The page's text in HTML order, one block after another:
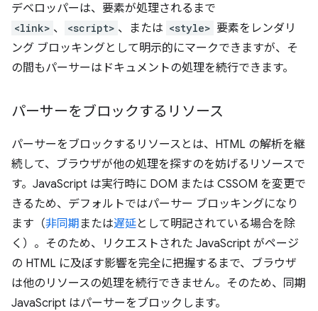
デベロッパーは、要素が処理されるまで
<link> 、 <script> 、または <style> 要素をレンダリ
ング ブロッキングとして明示的にマークできますが、そ
の間もパーサーはドキュメントの処理を続行できます。
パーサーをブロックするリソース
パーサーをブロックするリソースとは、HTML の解析を継
続して、ブラウザが他の処理を探すのを妨げるリソースで
す。JavaScript は実行時に DOM または CSSOM を変更で
きるため、デフォルトではパーサー ブロッキングになり
ます（非同期 または遅延として明記されている場合を除
く）。そのため、リクエストされた JavaScript がページ
の HTML に及ぼす影響を完全に把握するまで、ブラウザ
は他のリソースの処理を続行できません。そのため、同期
JavaScript はパーサーをブロックします。